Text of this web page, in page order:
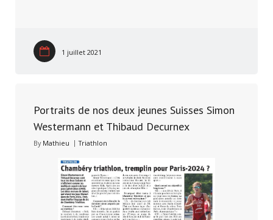
1 juillet 2021
Portraits de nos deux jeunes Suisses Simon
Westermann et Thibaud Decurnex
By Mathieu Triathlon